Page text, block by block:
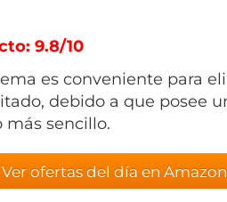
9.8/10
es conveniente para
debido a que posee
más sencillo.
Ver ofertas del día en Amazon